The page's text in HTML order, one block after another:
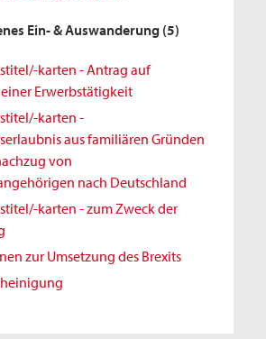
Ein- & Auswanderung (5)
karten - Antrag auf
Erwerbstätigkeit
karten -
aus familiären Gründen
von
nach Deutschland
karten - zum Zweck der
zur Umsetzung des Brexits